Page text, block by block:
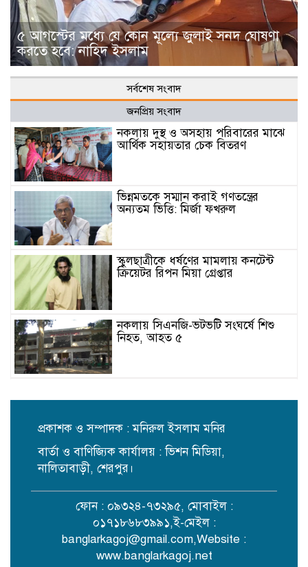
৫ আগস্টের মধ্যে যে কোন মূল্যে জুলাই সনদ ঘোষণা
করতে হবে: নাহিদ ইসলাম
সর্বশেষ সংবাদ
জনপ্রিয় সংবাদ
নকলায় দুস্থ ও অসহায় পরিবারের মাঝে
আর্থিক সহায়তার চেক বিতরণ
ভিন্নমতকে সম্মান করাই গণতন্ত্রের
অন্যতম ভিত্তি: মির্জা ফখরুল
স্কুলছাত্রীকে ধর্ষণের মামলায় কনটেন্ট
ক্রিয়েটর রিপন মিয়া গ্রেপ্তার
নকলায় সিএনজি-ভটভটি সংঘর্ষে শিশু
নিহত, আহত ৫
তৃতীয় বর্ষে পদার্পণ
রাজধানীতে ৫৭ লাখ টাকার জাল নোটে
স্বর্ণ কেনার চেষ্টা, হাতেনাতে ধরা
সিলেটের ওসমানী নগরে দুই বাসের
মুখোমুখি সংঘর্ষে নিহত ৮
প্রকাশক ও সম্পাদক : মনিরুল ইসলাম মনির
বার্তা ও বাণিজ্যিক কার্যালয় : ভিশন মিডিয়া,
নালিতাবাড়ী, শেরপুর।
ফোন : ০৯৩২৪-৭৩২৯৫, মোবাইল :
০১৭১৮৬৮৩৯৯১,ই-মেইল :
banglarkagoj@gmail.com,Website :
www.banglarkagoj.net